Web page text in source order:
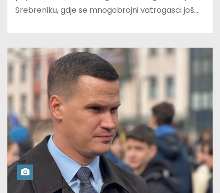
Srebreniku, gdje se mnogobrojni vatrogasci još…